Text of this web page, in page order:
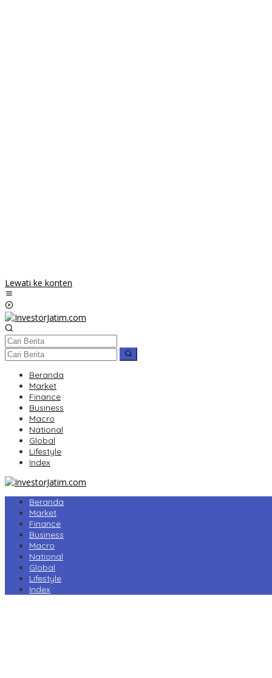
Lewati ke konten
Beranda
Market
Finance
Business
Macro
National
Global
Lifestyle
Index
Beranda
Market
Finance
Business
Macro
National
Global
Lifestyle
Index